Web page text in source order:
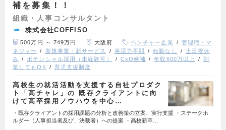
補を募集！！
組織・人事コンサルタント
株式会社COFFISO
500万円 ～ 749万円 大阪府 ベンチャー企業
管理職・マ
ネジャー
新規事業・新サービス 英語力不問 転勤なし
土日祝休
み
ポテンシャル採用（未経験可） CxO候補 年収600万以上
副
業してもOK
育児支援制度
高校生の就活活動を支援する自社プロダク
ト「高チャレ」の 既存クライアントに向
けて高卒採用ノウハウを中心…
・既存クライアントの採用課題の分析と改善策の立案、実行支援 ・ステークホ
ルダー（人事担当者及び、決裁者）への提案 ・高校新卒…